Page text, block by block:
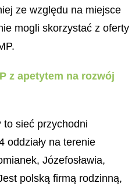
ze względu na miejsce
mogli skorzystać z oferty
z apetytem na rozwój
to sieć przychodni
oddziały na terenie
Józefosławia,
polską firmą rodzinną,